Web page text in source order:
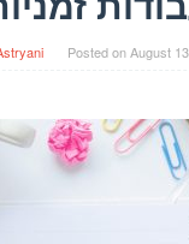
Posted onAugust